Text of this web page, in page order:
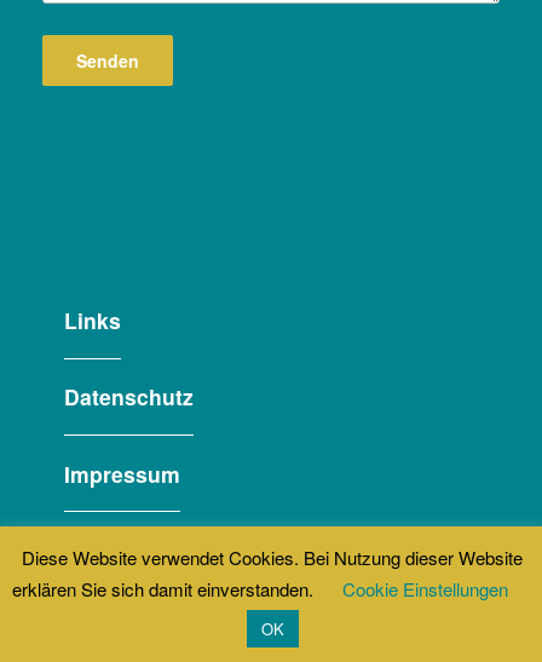
Links
Datenschutz
Impressum
Diese Website verwendet Cookies. Bei Nutzung dieser Website
erklären Sie sich damit einverstanden.
Cookie Einstellungen
OK